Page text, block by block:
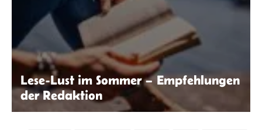
Lese-Lust im Sommer – Empfehlungen
der Redaktion